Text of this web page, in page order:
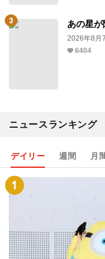
あの星が
2026年8月
6404
ニュースランキング
デイリー 週間 月